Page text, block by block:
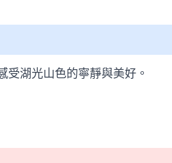
湖光山色的寧靜與美好。